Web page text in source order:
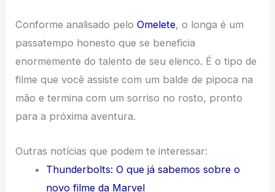
Conforme analisado peloOmelete, o longa é um
passatempo honesto que se beneficia
enormemente do talento de seu elenco. É o tipo de
filme que você assiste com um balde de pipoca na
mão e termina com um sorriso no rosto, pronto
para a próxima aventura.
Outras notícias que podem te interessar:
Thunderbolts: O que já sabemos sobre o
novo filme da Marvel